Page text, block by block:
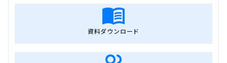
資料ダウンロード